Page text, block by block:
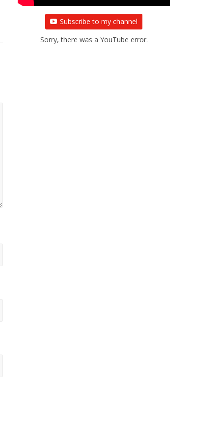
Subscribe to my channel
Sorry, there was a YouTube error.